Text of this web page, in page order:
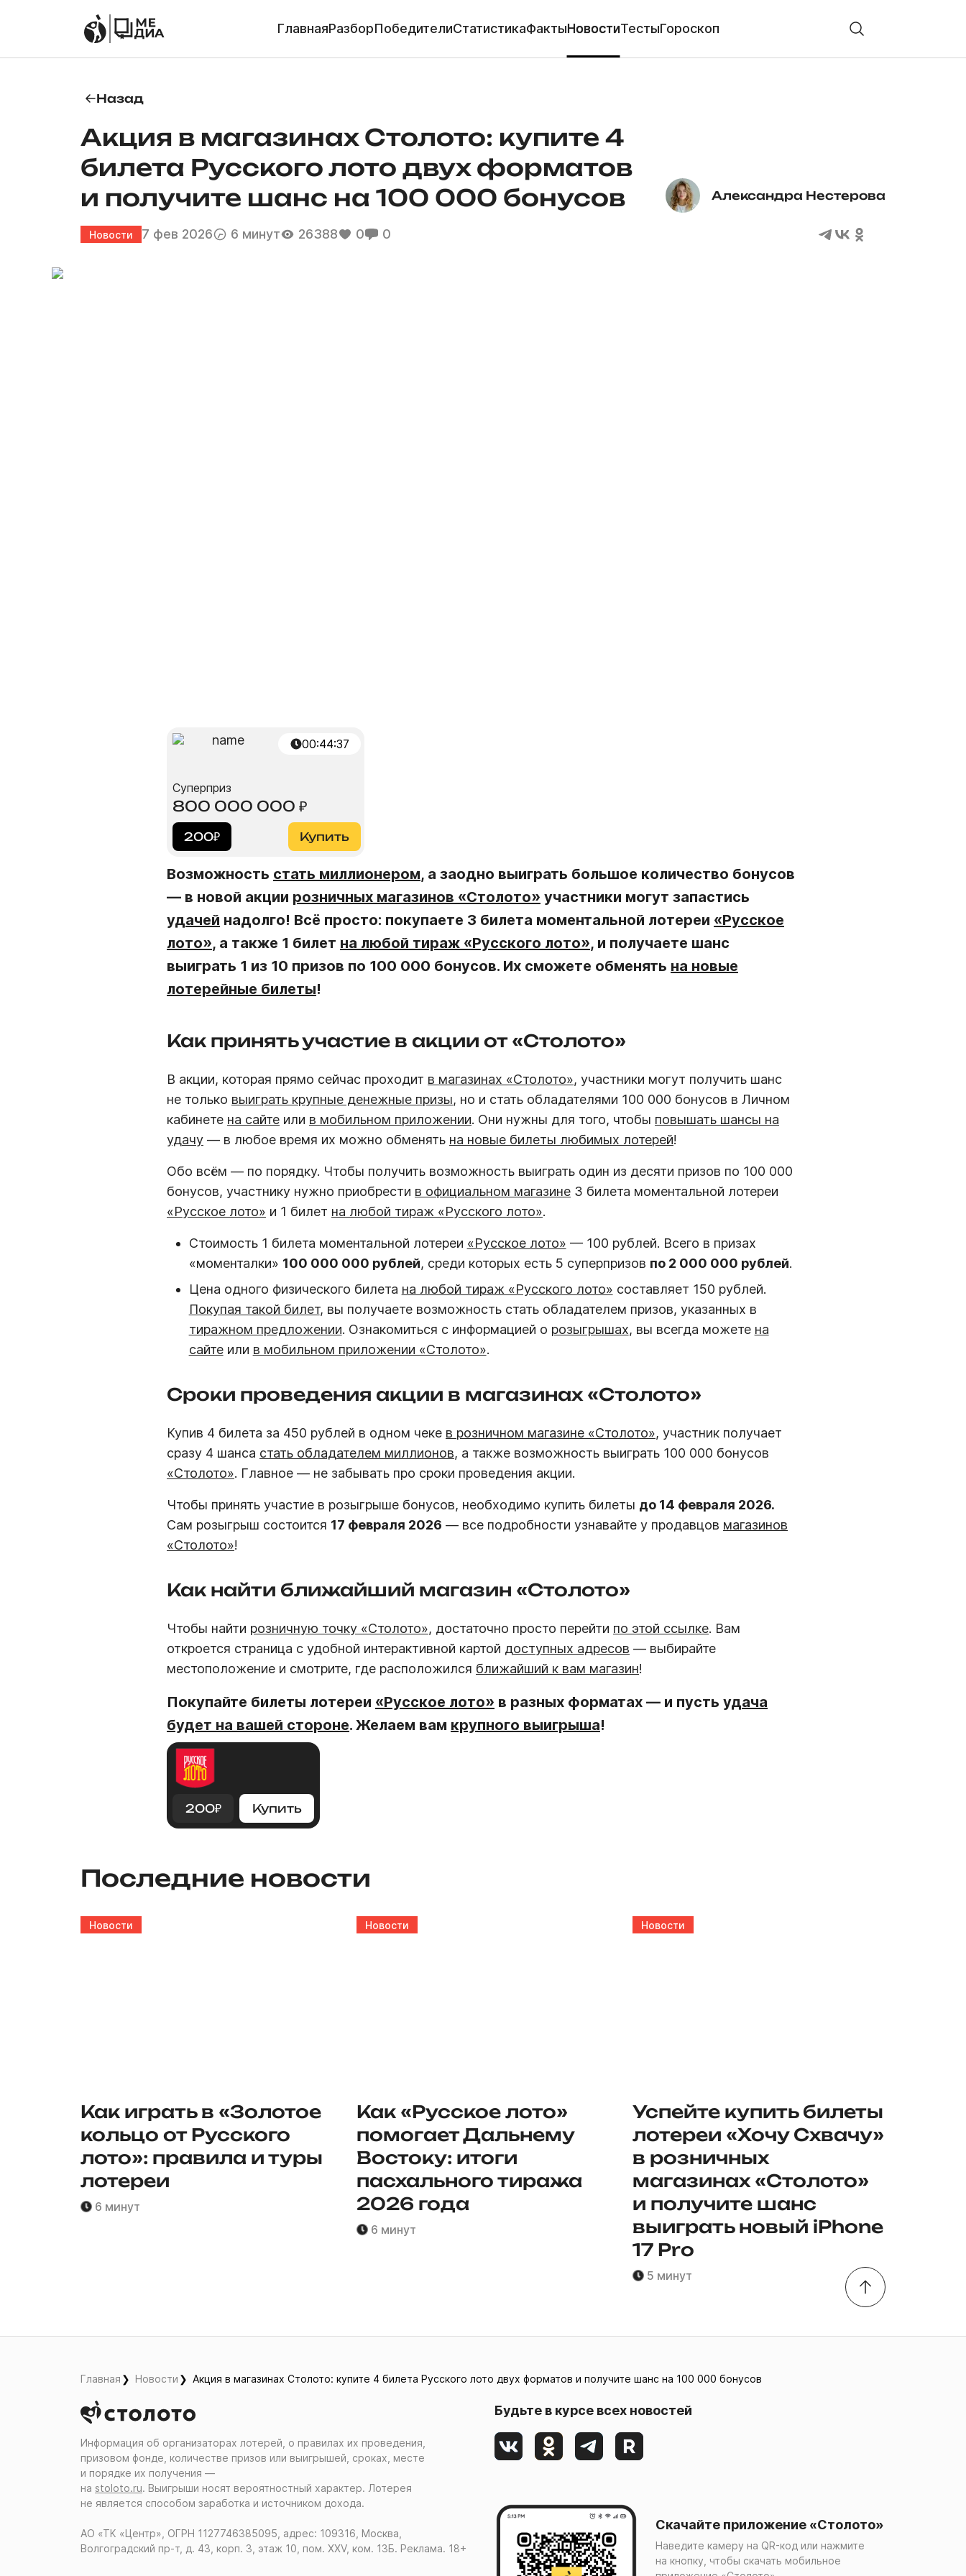
ГлавнаяРазборПобедителиСтатистикаФактыНовостиТестыГороскоп
Назад
Акция в магазинах Столото: купите 4
билета Русского лото двух форматов
и получите шанс на 100 000 бонусов
Александра Нестерова
Новости 7 фев 2026 6 минут 26388 0 0
00:44:36
Суперприз
800 000 000 ₽
200₽ Купить
Возможность стать миллионером, а заодно выиграть большое количество бонусов
— в новой акции розничных магазинов «Столото» участники могут запастись
удачей надолго! Всё просто: покупаете 3 билета моментальной лотереи «Русское
лото», а также 1 билет на любой тираж «Русского лото», и получаете шанс
выиграть 1 из 10 призов по 100 000 бонусов. Их сможете обменять на новые
лотерейные билеты!
Как принять участие в акции от «Столото»
В акции, которая прямо сейчас проходит в магазинах «Столото», участники могут получить шанс
не только выиграть крупные денежные призы, но и стать обладателями 100 000 бонусов в Личном
кабинете на сайте или в мобильном приложении. Они нужны для того, чтобы повышать шансы на
удачу — в любое время их можно обменять на новые билеты любимых лотерей!
Обо всём — по порядку. Чтобы получить возможность выиграть один из десяти призов по 100 000
бонусов, участнику нужно приобрести в официальном магазине 3 билета моментальной лотереи
«Русское лото» и 1 билет на любой тираж «Русского лото».
Стоимость 1 билета моментальной лотереи «Русское лото» — 100 рублей. Всего в призах
«моменталки» 100 000 000 рублей, среди которых есть 5 суперпризов по 2 000 000 рублей.
Цена одного физического билета на любой тираж «Русского лото» составляет 150 рублей.
Покупая такой билет, вы получаете возможность стать обладателем призов, указанных в
тиражном предложении. Ознакомиться с информацией о розыгрышах, вы всегда можете на
сайтеили в мобильном приложении «Столото».
Сроки проведения акции в магазинах «Столото»
Купив 4 билета за 450 рублей в одном чеке в розничном магазине «Столото», участник получает
сразу 4 шанса стать обладателем миллионов, а также возможность выиграть 100 000 бонусов
«Столото». Главное — не забывать про сроки проведения акции.
Чтобы принять участие в розыгрыше бонусов, необходимо купить билеты до 14 февраля 2026.
Сам розыгрыш состоится 17 февраля 2026 — все подробности узнавайте у продавцов магазинов
«Столото»!
Как найти ближайший магазин «Столото»
Чтобы найти розничную точку «Столото», достаточно просто перейти по этой ссылке. Вам
откроется страница с удобной интерактивной картой доступных адресов — выбирайте
местоположение и смотрите, где расположился ближайший к вам магазин!
Покупайте билеты лотереи «Русское лото» в разных форматах — и пусть удача
будет на вашей стороне. Желаем вам крупного выигрыша!
200₽ Купить
Последние новости
Новости
Как играть в «Золотое
кольцо от Русского
лото»: правила и туры
лотереи
6 минут
Новости
Как «Русское лото»
помогает Дальнему
Востоку: итоги
пасхального тиража
2026 года
6 минут
Новости
Успейте купить билеты
лотереи «Хочу Схвачу»
в розничных
магазинах «Столото»
и получите шанс
выиграть новый iPhone
17 Pro
5 минут
Главная Новости Акция в магазинах Столото: купите 4 билета Русского лото двух форматов и получите шанс на 100 000 бонусов
Информация об организаторах лотерей, о правилах их проведения,
призовом фонде, количестве призов или выигрышей, сроках, месте
и порядке их получения ―
на stoloto.ru. Выигрыши носят вероятностный характер. Лотерея
не является способом заработка и источником дохода.
АО «ТК «Центр», ОГРН 1127746385095, адрес: 109316, Москва,
Волгоградский пр-т, д. 43, корп. 3, этаж 10, пом. XXV, ком. 13Б. Реклама. 18+
Будьте в курсе всех новостей
Скачайте приложение «Столото»
Наведите камеру на QR-код или нажмите
на кнопку, чтобы скачать мобильное